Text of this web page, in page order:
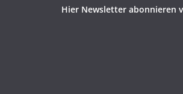
Hier Newsletter abonnieren